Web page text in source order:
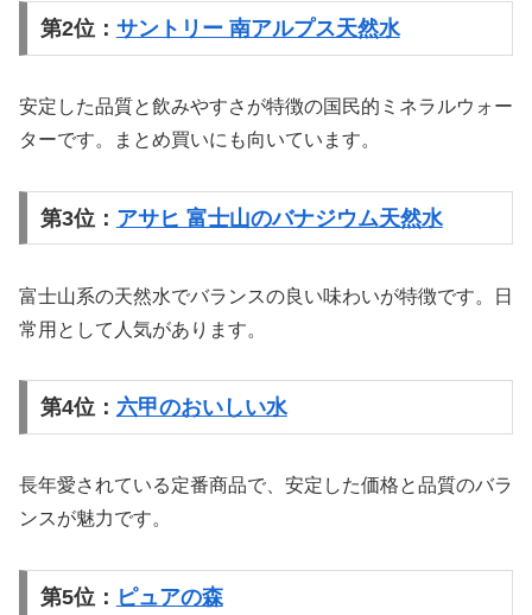
第2位： サントリー 南アルプス天然水
安定した品質と飲みやすさが特徴の国民的ミネラルウォー
ターです。まとめ買いにも向いています。
第3位： アサヒ 富士山のバナジウム天然水
富士山系の天然水でバランスの良い味わいが特徴です。日
常用として人気があります。
第4位： 六甲のおいしい水
長年愛されている定番商品で、安定した価格と品質のバラ
ンスが魅力です。
第5位： ピュアの森